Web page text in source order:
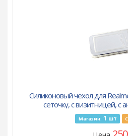
Силиконовый чехол для
сеточку, с визитницей, с
Магазин: 1 шт